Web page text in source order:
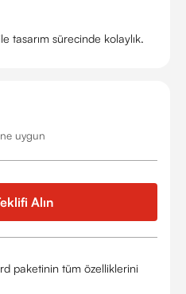
tasarım sürecinde kolaylık.
uygun
Alın
paketinin tüm özelliklerini